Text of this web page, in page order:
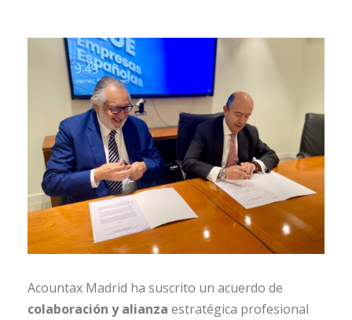
Acountax Madrid ha suscrito un acuerdo de
colaboración y alianza estratégica profesional